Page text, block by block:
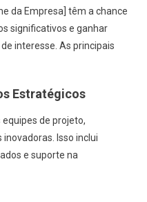
da Empresa] têm a chance
significativos e ganhar
interesse. As principais
Estratégicos
de projeto,
Isso inclui
e suporte na